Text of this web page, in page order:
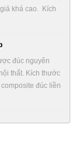
khá cao. Kích
đúc nguyên
thất. Kích thước
đúc liền